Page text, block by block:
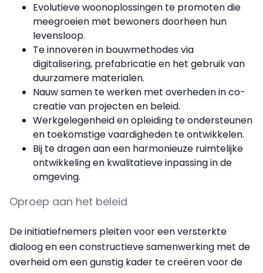
Evolutieve woonoplossingen te promoten die
meegroeien met bewoners doorheen hun
levensloop.
Te innoveren in bouwmethodes via
digitalisering, prefabricatie en het gebruik van
duurzamere materialen.
Nauw samen te werken met overheden in co-
creatie van projecten en beleid.
Werkgelegenheid en opleiding te ondersteunen
en toekomstige vaardigheden te ontwikkelen.
Bij te dragen aan een harmonieuze ruimtelijke
ontwikkeling en kwalitatieve inpassing in de
omgeving.
Oproep aan het beleid
De initiatiefnemers pleiten voor een versterkte
dialoog en een constructieve samenwerking met de
overheid om een gunstig kader te creëren voor de